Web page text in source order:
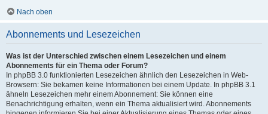
Nach oben
Abonnements und Lesezeichen
Was ist der Unterschied zwischen einem Lesezeichen und einem
Abonnements für ein Thema oder Forum?
In phpBB 3.0 funktionierten Lesezeichen ähnlich den Lesezeichen in Web-
Browsern: Sie bekamen keine Informationen bei einem Update. In phpBB 3.1
ähneln Lesezeichen mehr einem Abonnement: Sie können eine
Benachrichtigung erhalten, wenn ein Thema aktualisiert wird. Abonnements